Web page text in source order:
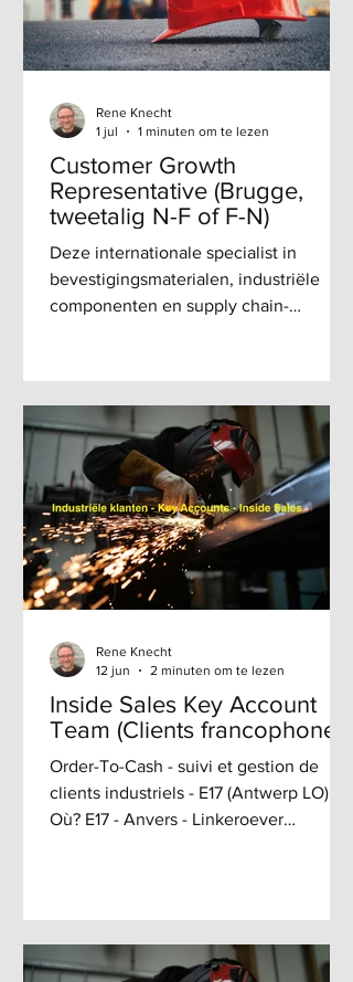
Relance des clients devenus inactifs
Identification de nouvelles
opportunités comm
Customer Growth
Representative (Brugge,
tweetalig N-F of F-N)
Deze internationale specialist in
bevestigingsmaterialen, industriële
componenten en supply chain-
bouw en MRO met kwaliteitsproducten,
technische expertise en slimme
logistieke oplossingen. Vanuit Brugge
ontwikkelen we verder ons cliënteel in
de bouw en industrie in gans België
met gerichte acties en opvolging. Zo is
er nog veel potentieel in het: Opvolgen
van bestaande klanten Opbellen van
klanten die niet
Rene Knecht
1 jul
1 minuten om te lezen
Inside Sales Key Account
Team (Clients francophones)
Order-To-Cash - suivi et gestion de
clients industriels - E17 (Antwerp LO)
Où? E17 - Anvers - Linkeroever
industriels actifs dans la pétrochimie,
l’industrie manufacturière,
l’agroalimentaire, l’agriculture, l’énergie
Rene Knecht
12 jun
2 minuten om te lezen